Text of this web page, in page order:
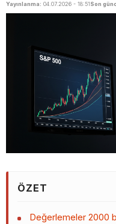
Yayınlanma: 04.07.2026 - 18:51Son
ÖZET
Değerlemeler 2000